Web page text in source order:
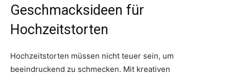
Geschmacksideen für
Hochzeitstorten
Hochzeitstorten müssen nicht teuer sein, um
beeindruckend zu schmecken. Mit kreativen